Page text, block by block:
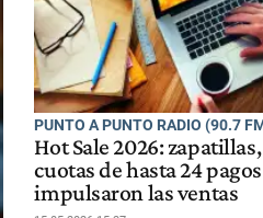
PUNTO A PUNTO RADIO (90.7
Hot Sale 2026:
cuotas de hasta 24 pagos
impulsaron las ventas